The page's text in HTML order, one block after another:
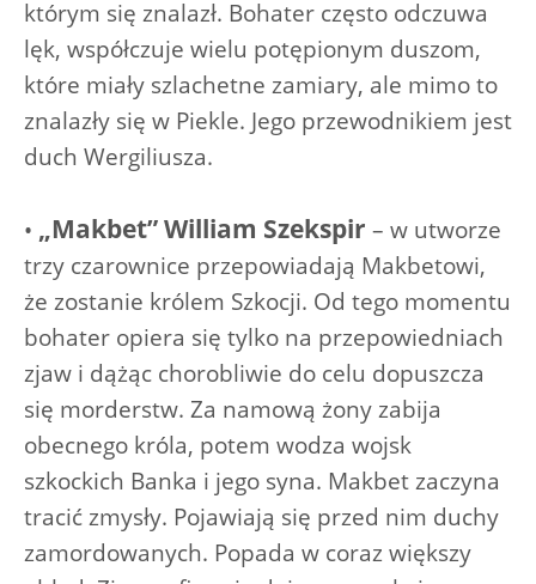
którym się znalazł. Bohater często odczuwa
lęk, współczuje wielu potępionym duszom,
które miały szlachetne zamiary, ale mimo to
znalazły się w Piekle. Jego przewodnikiem jest
duch Wergiliusza.
• „Makbet” William Szekspir – w utworze
trzy czarownice przepowiadają Makbetowi,
że zostanie królem Szkocji. Od tego momentu
bohater opiera się tylko na przepowiedniach
zjaw i dążąc chorobliwie do celu dopuszcza
się morderstw. Za namową żony zabija
obecnego króla, potem wodza wojsk
szkockich Banka i jego syna. Makbet zaczyna
tracić zmysły. Pojawiają się przed nim duchy
zamordowanych. Popada w coraz większy